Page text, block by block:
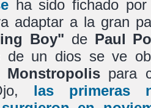
ha sido fichado
adaptar a la gran
Boy" de Paul
de un dios se ve
Monstropolis para
las primeras